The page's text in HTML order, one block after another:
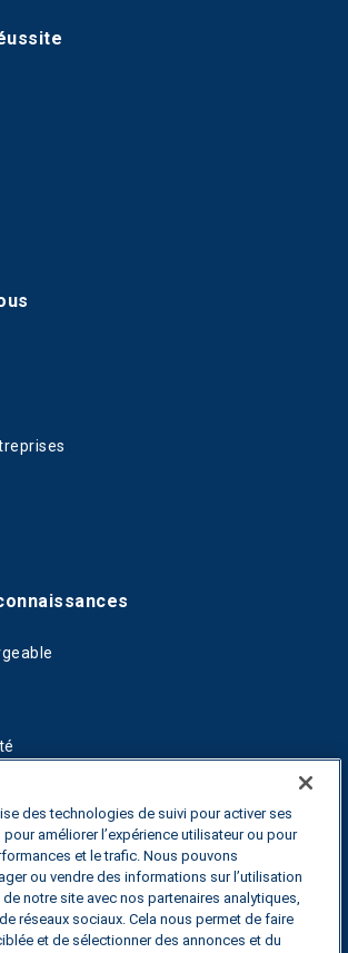
des transports
des technologies de suivi pour activer ses
améliorer l’expérience utilisateur ou pour
et le trafic. Nous pouvons
ou vendre des informations sur l’utilisation
notre site avec nos partenaires analytiques,
réseaux sociaux. Cela nous permet de faire
et de sélectionner des annonces et du